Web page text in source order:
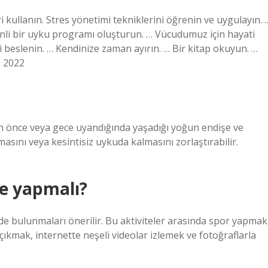
Stres yönetimi tekniklerini öğrenin ve uygulayın.
bir uyku programı oluşturun. … Vücudumuz için hayati
… Kendinize zaman ayırın. … Bir kitap okuyun. …
veya gece uyandığında yaşadığı yoğun endişe ve
veya kesintisiz uykuda kalmasını zorlaştırabilir.
yapmalı?
bulunmaları önerilir. Bu aktiviteler arasında spor
internette neşeli videolar izlemek ve fotoğraflarla